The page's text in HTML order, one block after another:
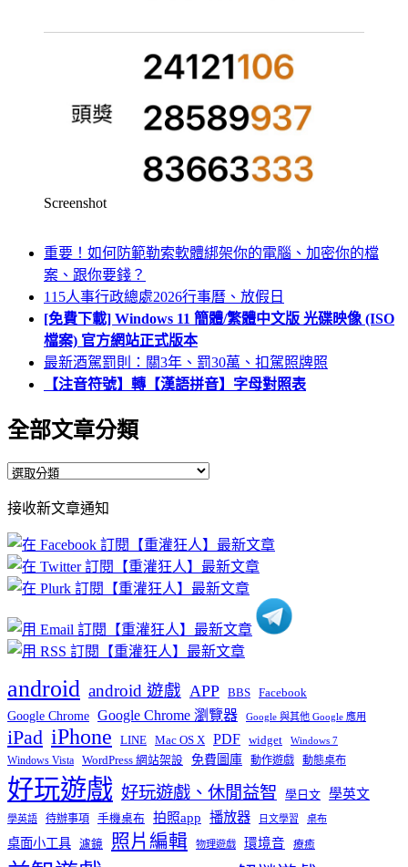
Screenshot
重要！如何防範勒索軟體綁架你的電腦、加密你的檔
案、跟你要錢？
115人事行政總處2026行事曆、放假日
[免費下載] Windows 11 簡體/繁體中文版 光碟映像 (ISO
檔案) 官方網站正式版本
最新酒駕罰則：關3年、罰30萬、扣駕照牌照
【注音符號】轉【漢語拼音】字母對照表
全部文章分類
全
文
章
分
類
接收新文章通知
android android 遊戲 APP BBS Facebook
Google Chrome Google Chrome 瀏覽器 Google 與其他 Google 應用
iPad iPhone LINE Mac OS X PDF widget Windows 7
Windows Vista WordPress 網站架設 免費圖庫 動作遊戲 動態桌布
好玩遊戲 好玩遊戲、休閒益智 學日文 學英文
學英語 待辦事項 手機桌布 拍照app 播放器 日文學習 桌布
桌面小工具 濾鏡 照片編輯 物理遊戲 環境音 療癒